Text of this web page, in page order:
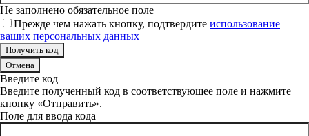
Не заполнено обязательное поле
Прежде чем нажать кнопку, подтвердите использование
ваших персональных данных
Отмена
Введите код
Введите полученный код в соответствующее поле и нажмите
кнопку «Отправить».
Поле для ввода кода